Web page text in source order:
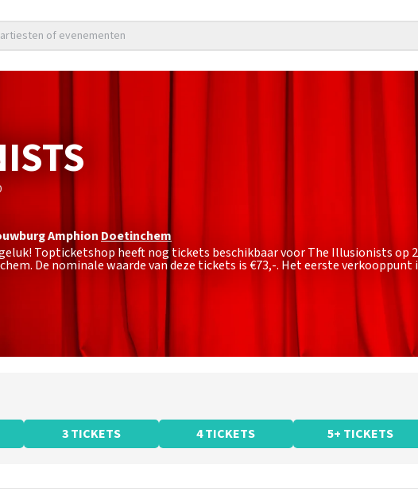
of evenementen
Amphion Doetinchem
Topticketshop heeft nog tickets beschikbaar voor The Illusionists op
De nominale waarde van deze tickets is€73,-. Het eerste verkooppunt
3 TICKETS 4 TICKETS 5+ TICKETS